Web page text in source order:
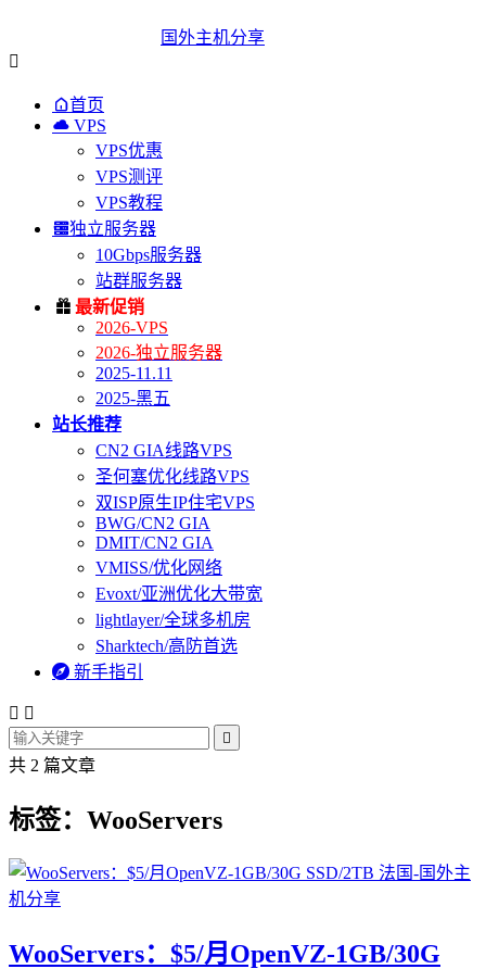
国外主机分享

首页
 VPS
VPS优惠
VPS测评
VPS教程
独立服务器
10Gbps服务器
站群服务器
 最新促销
2026-VPS
2026-独立服务器
2025-11.11
2025-黑五
站长推荐
CN2 GIA线路VPS
圣何塞优化线路VPS
双ISP原生IP住宅VPS
BWG/CN2 GIA
DMIT/CN2 GIA
VMISS/优化网络
Evoxt/亚洲优化大带宽
lightlayer/全球多机房
Sharktech/高防首选
 新手指引
 

共 2 篇文章
标签：WooServers
WooServers：$5/月OpenVZ-1GB/30G